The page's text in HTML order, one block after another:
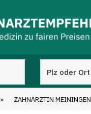
» ZAHNÄRZTIN MEININGEN